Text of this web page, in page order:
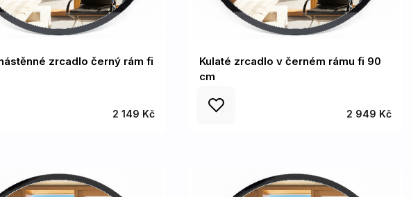
zrcadlo černý rám fi
2 149 Kč
Kulaté zrcadlo v černém rámu fi 90
cm
2 949 Kč